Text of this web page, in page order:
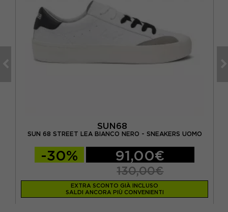
SUN68
SUN 68 STREET LEA BIANCO NERO - SNEAKERS UOMO
-30% 91,00€
130,00€
EXTRA SCONTO GIÀ INCLUSO
SALDI ANCORA PIÙ CONVENIENTI